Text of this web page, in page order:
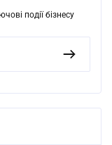
події бізнесу